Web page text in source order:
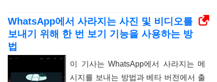
WhatsApp에서 사라지는 사진 및 비디오를
보내기 위해 한 번 보기 기능을 사용하는 방
법
이 기사는 WhatsApp에서 사라지는 메
시지를 보내는 방법과 베타 버전에서 출